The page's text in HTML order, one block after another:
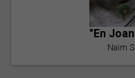
"En
Naim